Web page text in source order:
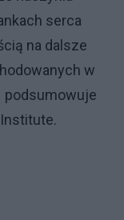
serca
na dalsze
w
podsumowuje